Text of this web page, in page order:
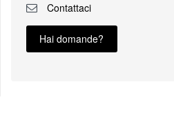
Contattaci
Hai domande?